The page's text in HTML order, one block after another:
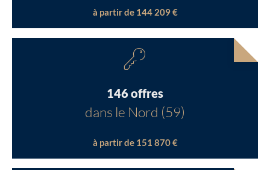
à partir de 144 209 €
146 offres
dans le Nord (59)
à partir de 151 870 €